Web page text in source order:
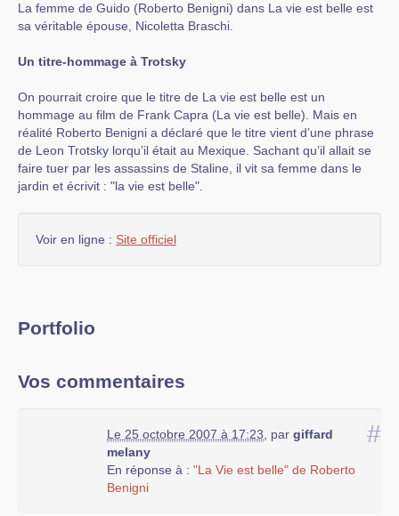
La femme de Guido (Roberto Benigni) dans La vie est belle est
sa véritable épouse, Nicoletta Braschi.
Un titre-hommage à Trotsky
On pourrait croire que le titre de La vie est belle est un
hommage au film de Frank Capra (La vie est belle). Mais en
réalité Roberto Benigni a déclaré que le titre vient d’une phrase
de Leon Trotsky lorqu’il était au Mexique. Sachant qu’il allait se
faire tuer par les assassins de Staline, il vit sa femme dans le
jardin et écrivit : "la vie est belle".
Voir en ligne : Site officiel
Portfolio
Vos commentaires
#
Le 25 octobre 2007 à 17:23 par giffard
melany
En réponse à : "La Vie est belle" de Roberto
Benigni